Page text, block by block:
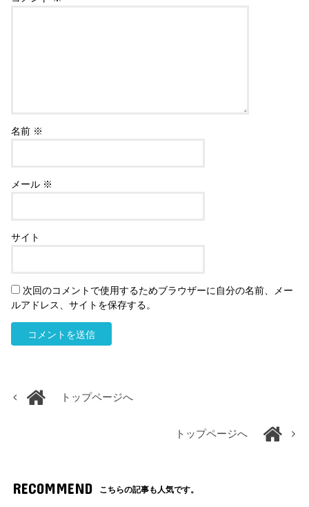
名前 ※
メール ※
サイト
次回のコメントで使用するためブラウザーに自分の名前、メー
ルアドレス、サイトを保存する。
トップページへ
トップページへ
RECOMMEND こちらの記事も人気です。